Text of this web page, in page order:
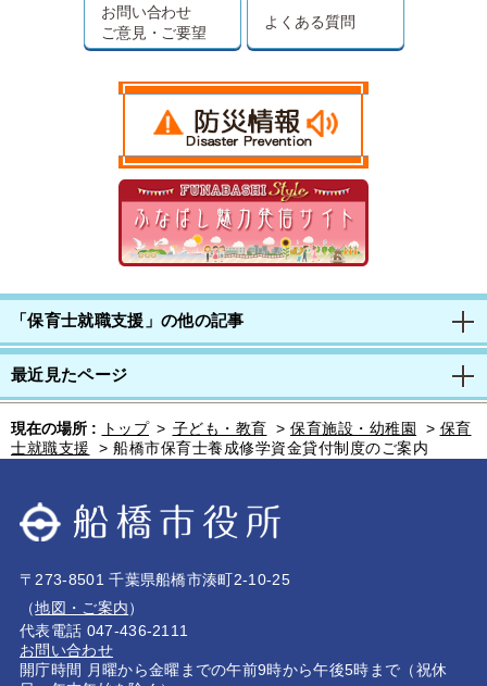
お問い合わせ
ご意見・ご要望
よくある質問
「保育士就職支援」の他の記事
最近見たページ
現在の場所 : トップ > 子ども・教育 > 保育施設・幼稚園 > 保育
士就職支援
> 船橋市保育士養成修学資金貸付制度のご案内
〒273-8501 千葉県船橋市湊町2-10-25
（地図・ご案内）
代表電話 047-436-2111
お問い合わせ
開庁時間 月曜から金曜までの午前9時から午後5時まで（祝休